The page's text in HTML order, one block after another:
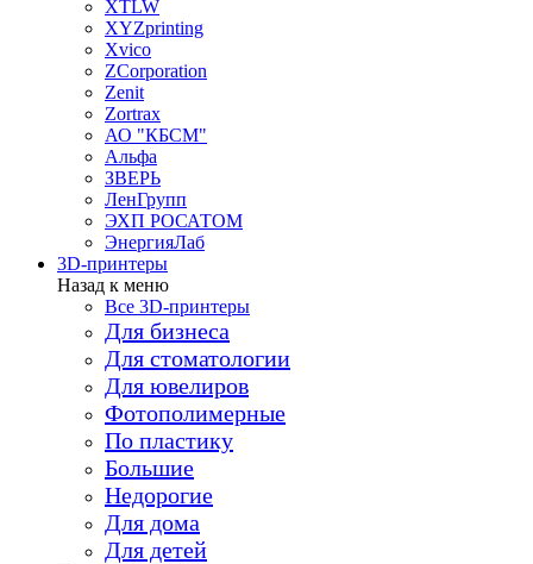
XTLW
XYZprinting
Xvico
ZCorporation
Zenit
Zortrax
АО "КБСМ"
Альфа
ЗВЕРЬ
ЛенГрупп
ЭХП РОСАТОМ
ЭнергияЛаб
3D-принтеры
Назад к меню
Все 3D-принтеры
Для бизнеса
Для стоматологии
Для ювелиров
Фотополимерные
По пластику
Большие
Недорогие
Для дома
Для детей